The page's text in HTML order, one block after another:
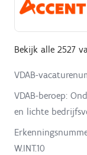
Bekijk alle 2527
VDAB-
VDAB-beroep:
en lichte
W.INT.10